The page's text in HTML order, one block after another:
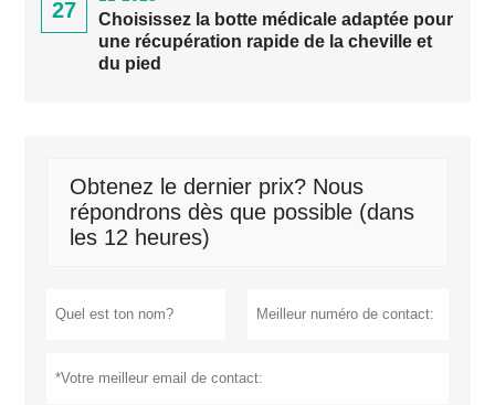
27
Choisissez la botte médicale adaptée pour
une récupération rapide de la cheville et
du pied
Obtenez le dernier prix? Nous
répondrons dès que possible (dans
les 12 heures)